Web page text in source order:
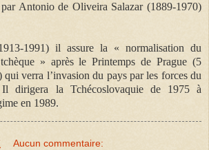
Antonio de Oliveira Salazar (1889-1970)
1991) il assure la « normalisation du
» après le Printemps de Prague (5
verra l’invasion du pays par les forces du
dirigera la Tchécoslovaquie de 1975 à
en 1989.
Aucun commentaire: